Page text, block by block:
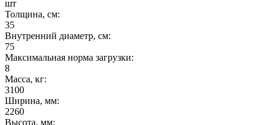
шт
Толщина, см:
35
Внутренний диаметр, см:
75
Максимальная норма загрузки:
8
Масса, кг:
3100
Ширина, мм:
2260
Высота, мм: